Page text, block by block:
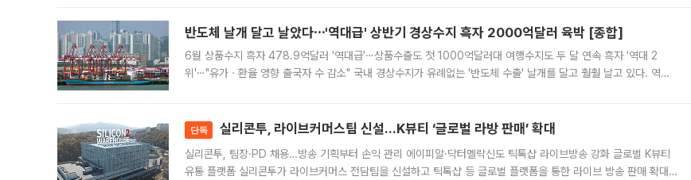
반도체 날개 달고 날았다⋯'역대급' 상반기 경상수지 흑자 2000억달러 육박 [종합]
6월 상품수지 흑자 478.9억달러 '역대급'⋯상품수출도 첫 1000억달러대 여행수지도 두 달 연속 흑자 '역대 2
위'⋯"유가ㆍ환율 영향 출국자 수 감소" 국내 경상수지가 유례없는 '반도체 수출' 날개를 달고 훨훨 날고 있다. 역대
단독 실리콘투, 라이브커머스팀 신설…K뷰티 ‘글로벌 라방 판매’ 확대
실리콘투, 팀장·PD 채용…방송 기획부터 손익 관리 에이피알·닥터멜락신도 틱톡샵 라이브방송 강화 글로벌 K뷰티
유통 플랫폼 실리콘투가 라이브커머스 전담팀을 신설하고 틱톡샵 등 글로벌 플랫폼을 통한 라이브 방송 판매 확대에